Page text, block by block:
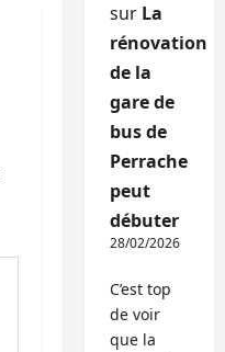
sur La
rénovation
de la
gare de
bus de
Perrache
peut
débuter
28/02/2026
C’est top
de voir
que la